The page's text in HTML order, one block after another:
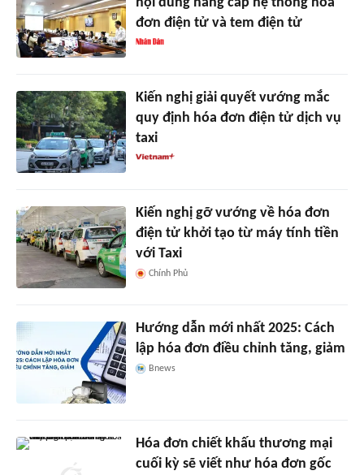
đơn điện tử và tem điện tử
Kiến nghị giải quyết vướng mắc
quy định hóa đơn điện tử dịch vụ
taxi
Kiến nghị gỡ vướng về hóa đơn
điện tử khởi tạo từ máy tính tiền
với Taxi
Chính Phủ
Hướng dẫn mới nhất 2025: Cách
lập hóa đơn điều chỉnh tăng, giảm
Bnews
Hóa đơn chiết khấu thương mại
cuối kỳ sẽ viết như hóa đơn gốc